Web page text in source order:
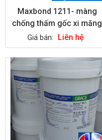
Maxbond 1211- màng
chống thấm gốc xi măng
Giá bán: Liên hệ